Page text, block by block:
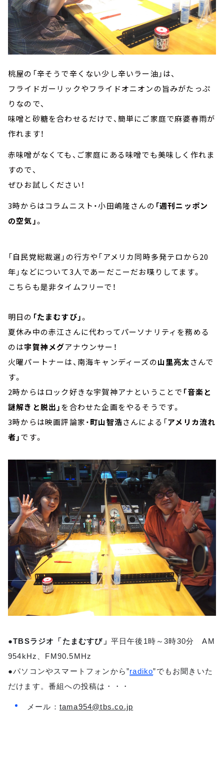
桃屋の「辛そうで辛くない少し辛いラー油」は、
フライドガーリックやフライドオニオンの旨みがたっぷ
りなので、
味噌と砂糖を合わせるだけで、簡単にご家庭で麻婆春雨が
作れます！
赤味噌がなくても、ご家庭にある味噌でも美味しく作れま
すので、
ぜひお試しください！
3時からはコラムニスト・小田嶋隆さんの 「週刊ニッポン
の空気」。
「自民党総裁選」の行方や「アメリカ同時多発テロから20
年」などについて3人であーだこーだお喋りしてます。
こちらも是非タイムフリーで！
明日の 「たまむすび」。
夏休み中の赤江さんに代わってパーソナリティを務める
のは宇賀神メグアナウンサー！
火曜パートナーは、南海キャンディーズの山里亮太さんで
す。
2時からはロック好きな宇賀神アナということで 「音楽と
謎解きと脱出」を合わせた企画をやるそうです。
3時からは映画評論家・町山智浩さんによる「アメリカ流れ
者」です。
●TBSラジオ「たまむすび」 平日午後1時～3時30分 AM
954kHz、FM90.5MHz
●パソコンやスマートフォンから”radiko”でもお聞きいた
だけます。番組への投稿は・・・
メール： tama954@tbs.co.jp